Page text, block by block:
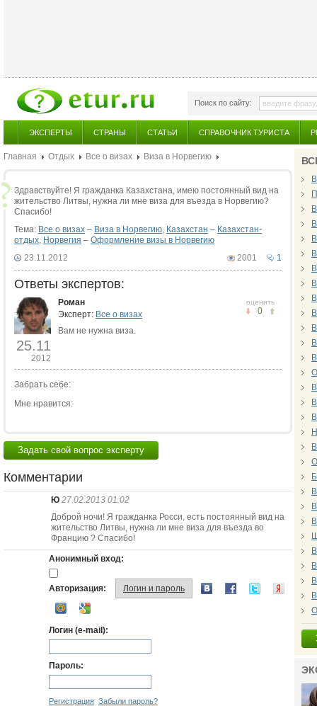
Поиск по сайту:
ЭКСПЕРТЫ СТРАНЫ СТАТЬИ СПРАВОЧНИК ТУРИСТА
Главная Отдых Все о визах Виза в Норвегию
Здравствуйте! Я гражданка Казахстана, имею постоянный вид на
жительство Литвы, нужна ли мне виза для въезда в Норвегию?
Спасибо!
Тема: Все о визах – Виза в Норвегию, Казахстан – Казахстан-
отдых, Норвегия – Оформление визы в Норвегию
1
2001
23.11.2012
Ответы экспертов:
25.11
2012
оценить
0
Роман
Эксперт: Все о визах
Вам не нужна виза.
Забрать себе:
Мне нравится:
Задать свой вопрос эксперту
Комментарии
Ю 27.02.2013 01:02
Доброй ночи! Я гражданка Росси, есть постоянный вид на
жительство Литвы, нужна ли мне виза для въезда во
Францию ? Спасибо!
Анонимный вход:
Авторизация: Логин и пароль
Логин (e-mail):
Пароль:
Регистрация Забыли пароль?